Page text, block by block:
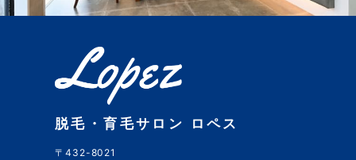
脱毛・育毛サロン ロペス
〒432-8021